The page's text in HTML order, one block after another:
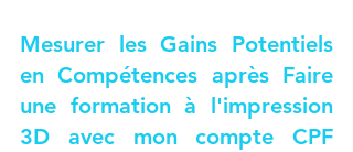
Mesurer les Gains Potentiels
en Compétences après Faire
une formation à l'impression
3D avec mon compte CPF